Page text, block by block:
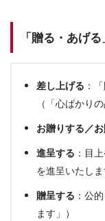
「贈る・あげ
差し上げる ：
（「心ばかり
お贈りする／
進呈する ：目
を進呈いたしま
贈呈する ：公
ます」）